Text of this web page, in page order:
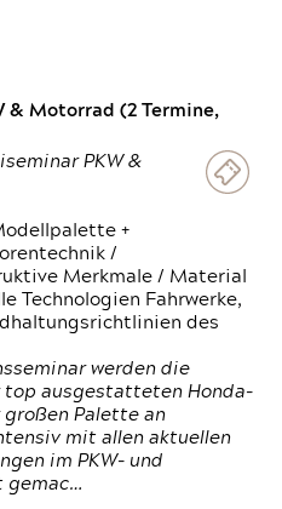
& Motorrad (2 Termine,
PKW &
+
/
Merkmale / Material
Technologien Fahrwerke,
des
werden die
top ausgestatteten Honda-
Palette an
mit allen aktuellen
im PKW- und
gemac…